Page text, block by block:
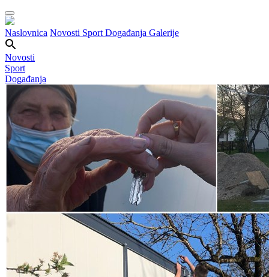
Naslovnica Novosti Sport Događanja Galerije
Novosti
Sport
Događanja